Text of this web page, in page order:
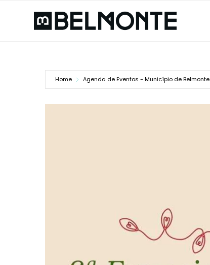
Home Agenda de Eventos - Município de Belmonte